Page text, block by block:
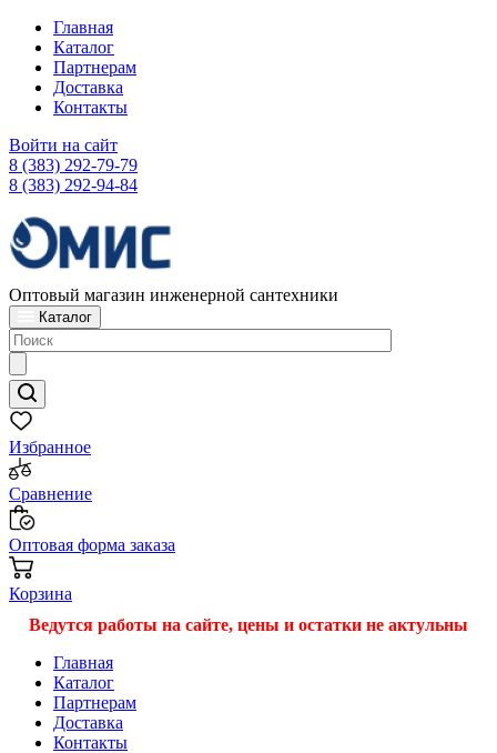
Главная
Каталог
Партнерам
Доставка
Контакты
Войти на сайт
8 (383) 292-79-79
8 (383) 292-94-84
Оптовый магазин инженерной сантехники
Каталог
Избранное
Сравнение
Оптовая форма заказа
Корзина
Ведутся работы на сайте, цены и остатки не актульны
Главная
Каталог
Партнерам
Доставка
Контакты